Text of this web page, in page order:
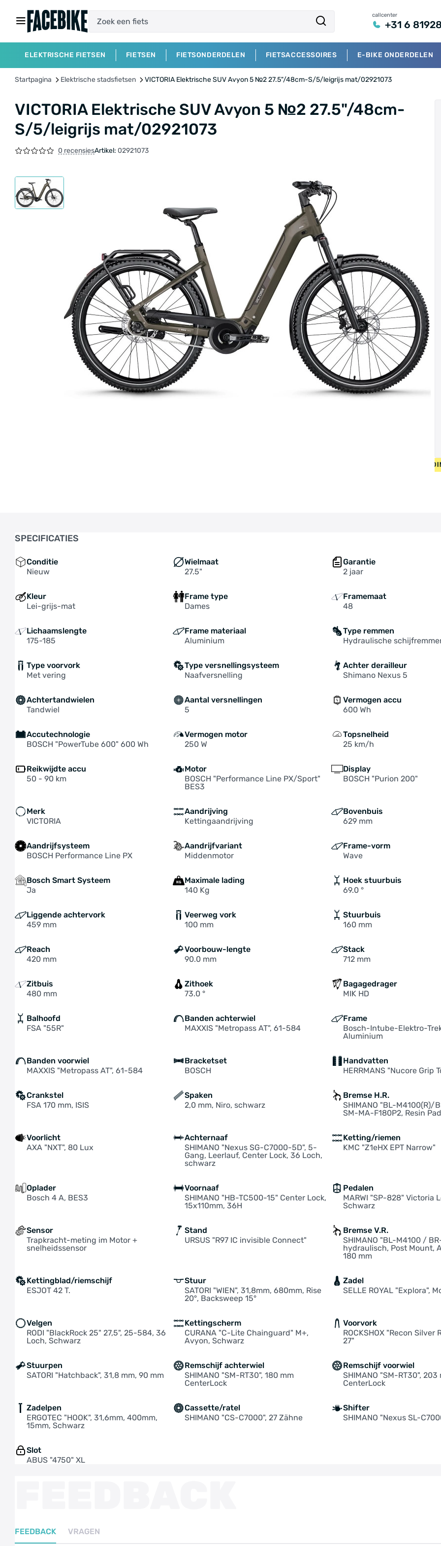
callcenter
+31 6
ELEKTRISCHE FIETSEN FIETSEN FIETSONDERDELEN FIETSACCESSOIRES E-BIKE ONDERDELEN
Startpagina Elektrische stadsfietsen VICTORIA Elektrische SUV Avyon 5 №2 27.5"/48cm-S/5/leigrijs mat/02921073
VICTORIA Elektrische SUV Avyon 5 №2 27.5"/48cm-
S/5/leigrijs mat/02921073
0 recensiesArtikel: 02921073
• GRATIS VERZENDING OP
SPECIFICATIES
Conditie
Nieuw
Wielmaat
27.5"
Garantie
2 jaar
Kleur
Lei-grijs-mat
Frame type
Dames
Framemaat
48
Lichaamslengte
175-185
Frame materiaal
Aluminium
Type remmen
Hydraulische
Type voorvork
Met vering
Type versnellingsysteem
Naafversnelling
Achter derailleur
Shimano Nexus 5
Achtertandwielen
Tandwiel
Aantal versnellingen
5
Vermogen accu
600 Wh
Accutechnologie
BOSCH "PowerTube 600" 600 Wh
Vermogen motor
250 W
Topsnelheid
25 km/h
Reikwijdte accu
50 - 90 km
Motor
BOSCH "Performance Line PX/Sport"
BES3
Display
BOSCH "Purion 200"
Merk
VICTORIA
Aandrijving
Kettingaandrijving
Bovenbuis
629 mm
Aandrijfsysteem
BOSCH Performance Line PX
Aandrijfvariant
Middenmotor
Frame-vorm
Wave
Bosch Smart Systeem
Ja
Maximale lading
140 Kg
Hoek stuurbuis
69.0 °
Liggende achtervork
459 mm
Veerweg vork
100 mm
Stuurbuis
160 mm
Reach
420 mm
Voorbouw-lengte
90.0 mm
Stack
712 mm
Zitbuis
480 mm
Zithoek
73.0 °
Bagagedrager
MIK HD
Balhoofd
FSA "55R"
Banden achterwiel
MAXXIS "Metropass AT", 61-584
Frame
Bosch-Intube-Elektro-
Aluminium
Banden voorwiel
MAXXIS "Metropass AT", 61-584
Bracketset
BOSCH
Handvatten
HERRMANS "Nucore Grip
Crankstel
FSA 170 mm, ISIS
Spaken
2,0 mm, Niro, schwarz
Bremse H.R.
SHIMANO "BL-M4100(R)/
SM-MA-F180P2, Resin Pad
Voorlicht
AXA "NXT", 80 Lux
Achternaaf
SHIMANO "Nexus SG-C7000-5D", 5-
Gang, Leerlauf, Center Lock, 36 Loch,
schwarz
Ketting/riemen
KMC "Z1eHX EPT Narrow"
Oplader
Bosch 4 A, BES3
Voornaaf
SHIMANO "HB-TC500-15" Center Lock,
15x110mm, 36H
Pedalen
MARWI "SP-828" Victoria
Schwarz
Sensor
Trapkracht-meting im Motor +
snelheidssensor
Stand
URSUS "R97 IC invisible Connect"
Bremse V.R.
SHIMANO "BL-M4100 /
hydraulisch, Post Mount,
180 mm
Kettingblad/riemschijf
ESJOT 42 T.
Stuur
SATORI "WIEN", 31,8mm, 680mm, Rise
20°, Backsweep 15°
Zadel
SELLE ROYAL "Explora",
Velgen
RODI "BlackRock 25" 27,5", 25-584, 36
Loch, Schwarz
Kettingscherm
CURANA "C-Lite Chainguard" M+,
Avyon, Schwarz
Voorvork
ROCKSHOX "Recon Silver
27"
Stuurpen
SATORI "Hatchback", 31,8 mm, 90 mm
Remschijf achterwiel
SHIMANO "SM-RT30", 180 mm
CenterLock
Remschijf voorwiel
SHIMANO "SM-RT30", 203
CenterLock
Zadelpen
ERGOTEC "HOOK", 31,6mm, 400mm,
15mm, Schwarz
Cassette/ratel
SHIMANO "CS-C7000", 27 Zähne
Shifter
SHIMANO "Nexus SL-
Slot
ABUS "4750" XL
FEEDBACK VRAGEN